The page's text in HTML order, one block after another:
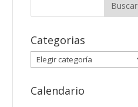
Categorias
Categorias
Calendario